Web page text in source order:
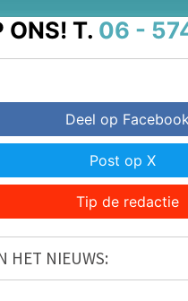
ONS! T. 06 -
Deel op
Post op X
Tip de redactie
HET NIEUWS: